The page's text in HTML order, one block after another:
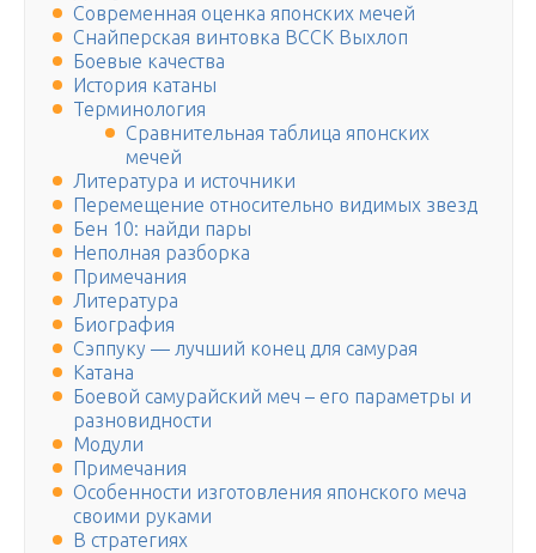
Современная оценка японских мечей
Снайперская винтовка ВССК Выхлоп
Боевые качества
История катаны
Терминология
Сравнительная таблица японских
мечей
Литература и источники
Перемещение относительно видимых звезд
Бен 10: найди пары
Неполная разборка
Примечания
Литература
Биография
Сэппуку — лучший конец для самурая
Катана
Боевой самурайский меч – его параметры и
разновидности
Модули
Примечания
Особенности изготовления японского меча
своими руками
В стратегиях